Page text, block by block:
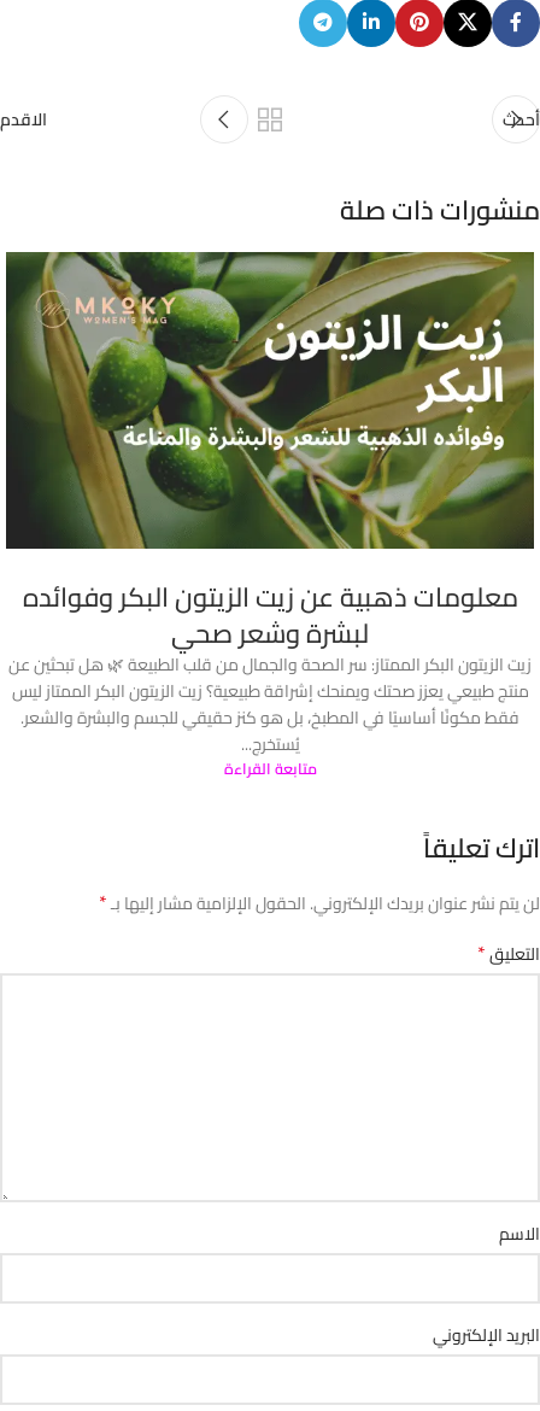
أحدث الاقدم
منشورات ذات صلة
معلومات ذهبية عن زيت الزيتون البكر وفوائده
لبشرة وشعر صحي
زيت الزيتون البكر الممتاز: سر الصحة والجمال من قلب الطبيعة 🌿 هل تبحثين عن
منتج طبيعي يعزز صحتك ويمنحك إشراقة طبيعية؟ زيت الزيتون البكر الممتاز ليس
فقط مكونًا أساسيًا في المطبخ، بل هو كنز حقيقي للجسم والبشرة والشعر.
يُستخرج...
متابعة القراءة
اترك تعليقاً
لن يتم نشر عنوان بريدك الإلكتروني.الحقول الإلزامية مشار إليها بـ*
التعليق*
الاسم
البريد الإلكتروني